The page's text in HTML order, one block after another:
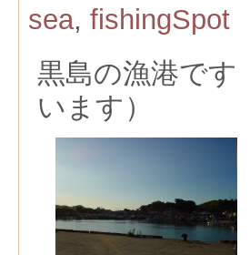
sea, fishingSpot
黒島の漁港です
います）